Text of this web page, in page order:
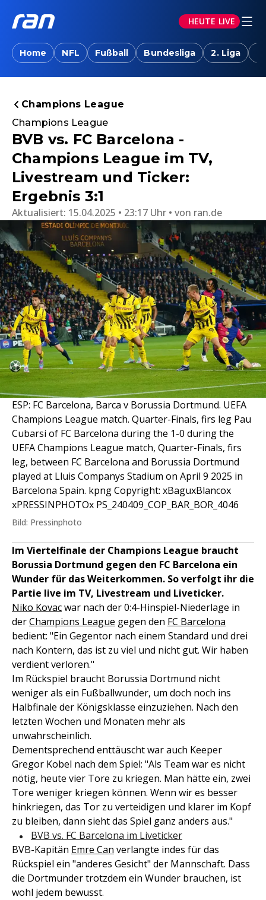
HEUTE LIVE
Home NFL Fußball Bundesliga 2. Liga
Champions League
Champions League
BVB vs. FC Barcelona -
Champions League im TV,
Livestream und Ticker:
Ergebnis 3:1
Aktualisiert: 15.04.2025 • 23:17 Uhr von ran.de
ESP: FC Barcelona, Barca v Borussia Dortmund. UEFA
Champions League match. Quarter-Finals, firs leg Pau
Cubarsi of FC Barcelona during the 1-0 during the
UEFA Champions League match, Quarter-Finals, firs
leg, between FC Barcelona and Borussia Dortmund
played at Lluis Companys Stadium on April 9 2025 in
Barcelona Spain. kpng Copyright: xBaguxBlancox
xPRESSINPHOTOx PS_240409_COP_BAR_BOR_4046
Bild: Pressinphoto
Im Viertelfinale der Champions League braucht
Borussia Dortmund gegen den FC Barcelona ein
Wunder für das Weiterkommen. So verfolgt ihr die
Partie live im TV, Livestream und Liveticker.
Niko Kovacwar nach der 0:4-Hinspiel-Niederlage in
derChampions League gegen den FC Barcelona
bedient: "Ein Gegentor nach einem Standard und drei
nach Kontern, das ist zu viel und nicht gut. Wir haben
verdient verloren."
Im Rückspiel braucht Borussia Dortmund nicht
weniger als ein Fußballwunder, um doch noch ins
Halbfinale der Königsklasse einzuziehen. Nach den
letzten Wochen und Monaten mehr als
unwahrscheinlich.
Dementsprechend enttäuscht war auch Keeper
Gregor Kobel nach dem Spiel: "Als Team war es nicht
nötig, heute vier Tore zu kriegen. Man hätte ein, zwei
Tore weniger kriegen können. Wenn wir es besser
hinkriegen, das Tor zu verteidigen und klarer im Kopf
zu bleiben, dann sieht das Spiel ganz anders aus."
BVB vs. FC Barcelona im Liveticker
BVB-Kapitän Emre Can verlangte indes für das
Rückspiel ein "anderes Gesicht" der Mannschaft. Dass
die Dortmunder trotzdem ein Wunder brauchen, ist
wohl jedem bewusst.